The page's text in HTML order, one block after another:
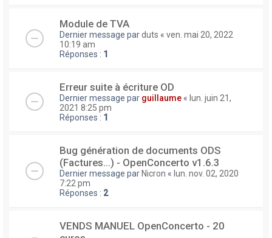
Module de TVA
Dernier message parduts « ven. mai 20, 2022
10:19 am
Réponses : 1
Erreur suite à écriture OD
Dernier message par guillaume « lun. juin 21,
2021 8:25 pm
Réponses : 1
Bug génération de documents ODS
(Factures...) - OpenConcerto v1.6.3
Dernier message parNicron « lun. nov. 02, 2020
7:22 pm
Réponses : 2
VENDS MANUEL OpenConcerto - 20